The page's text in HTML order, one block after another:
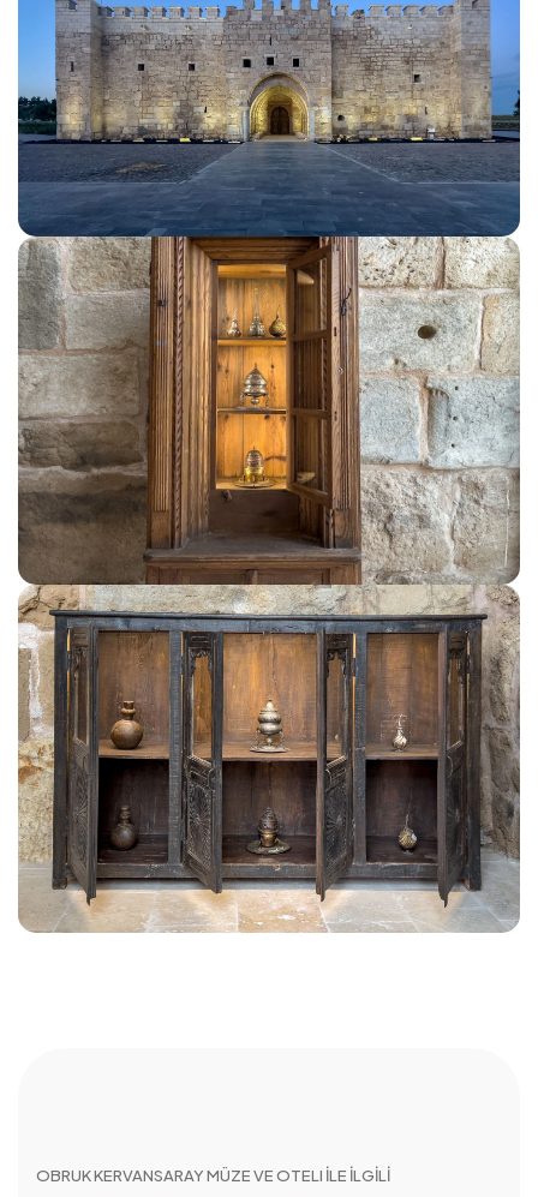
OBRUK KERVANSARAY MÜZE VE OTELI İLE İLGİLİ